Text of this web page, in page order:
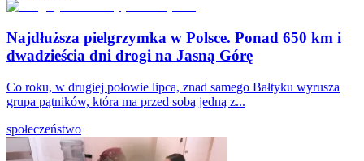
Najdłuższa pielgrzymka w Polsce. Ponad 650 km i
dwadzieścia dni drogi na Jasną Górę
Co roku, w drugiej połowie lipca, znad samego Bałtyku wyrusza
grupa pątników, która ma przed sobą jedną z...
społeczeństwo